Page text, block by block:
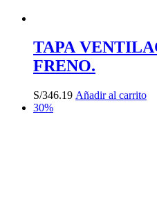
TAPA
FRENO.
S/346.19 Añadir al carrito
30%